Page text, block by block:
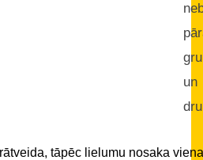
un
tāpēc lielumu nosaka